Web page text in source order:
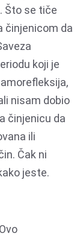
Što se tiče
činjenicom da
koji je
nisam dobio
činjenicu da
ili
Čak ni
jeste.